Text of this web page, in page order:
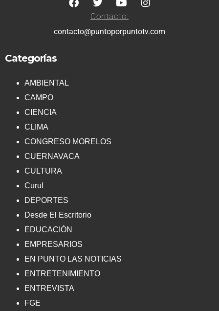
Contacto:
contacto@puntoporpuntotv.com
Categorías
AMBIENTAL
CAMPO
CIENCIA
CLIMA
CONGRESO MORELOS
CUERNAVACA
CULTURA
Curul
DEPORTES
Desde El Escritorio
EDUCACIÓN
EMPRESARIOS
EN PUNTO LAS NOTICIAS
ENTRETENIMIENTO
ENTREVISTA
FGE